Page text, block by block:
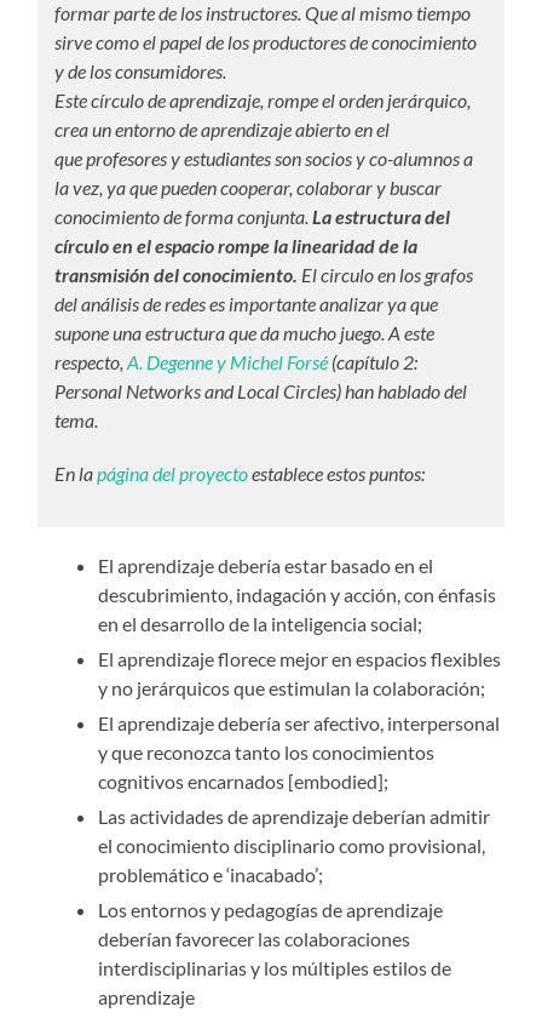
formar parte de los instructores. Que al mismo tiempo
sirve como el papel de los productores de conocimiento
y de los consumidores.
Este círculo de aprendizaje, rompe el orden jerárquico,
crea un entorno de aprendizaje abierto en el
que profesores y estudiantes son socios y co-alumnos a
la vez, ya que pueden cooperar, colaborar y buscar
conocimiento de forma conjunta.La estructura del
círculo en el espacio rompe la linearidad de la
transmisión del conocimiento. El circulo en los grafos
del análisis de redes es importante analizar ya que
supone una estructura que da mucho juego. A este
respecto, A. Degenne y Michel Forsé(capítulo 2:
Personal Networks and Local Circles) han hablado del
tema.
En lapágina del proyectoestablece estos puntos:
El aprendizaje debería estar basado en el
descubrimiento, indagación y acción, con énfasis
en el desarrollo de la inteligencia social;
El aprendizaje florece mejor en espacios flexibles
y no jerárquicos que estimulan la colaboración;
El aprendizaje debería ser afectivo, interpersonal
y que reconozca tanto los conocimientos
cognitivos encarnados [embodied];
Las actividades de aprendizaje deberían admitir
el conocimiento disciplinario como provisional,
problemático e ‘inacabado’;
Los entornos y pedagogías de aprendizaje
deberían favorecer las colaboraciones
interdisciplinarias y los múltiples estilos de
aprendizaje